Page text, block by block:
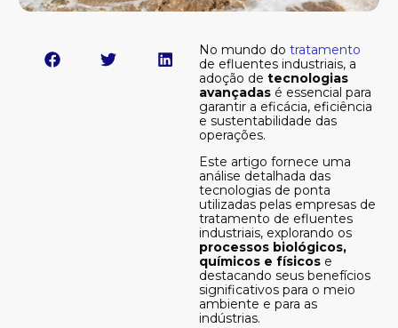
No mundo do tratamento
de efluentes industriais, a
adoção de tecnologias
avançadas é essencial para
garantir a eficácia, eficiência
e sustentabilidade das
operações.
Este artigo fornece uma
análise detalhada das
tecnologias de ponta
utilizadas pelas empresas de
tratamento de efluentes
industriais, explorando os
processos biológicos,
químicos e físicos e
destacando seus benefícios
significativos para o meio
ambiente e para as
indústrias.